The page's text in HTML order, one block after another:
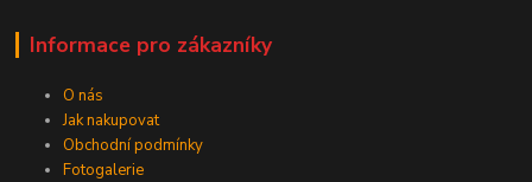
Informace pro zákazníky
O nás
Jak nakupovat
Obchodní podmínky
Fotogalerie